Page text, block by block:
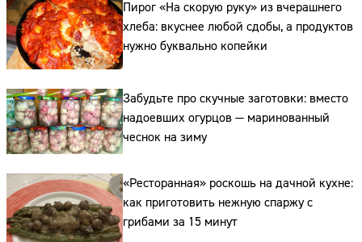
Пирог «На скорую руку» из вчерашнего
хлеба: вкуснее любой сдобы, а продуктов
нужно буквально копейки
Забудьте про скучные заготовки: вместо
надоевших огурцов — маринованный
чеснок на зиму
«Ресторанная» роскошь на дачной кухне:
как приготовить нежную спаржу с
грибами за 15 минут